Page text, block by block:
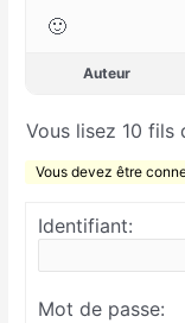
🙂
Auteur
Vous lisez 10 fils
Vous devez être
Identifiant:
Mot de passe: